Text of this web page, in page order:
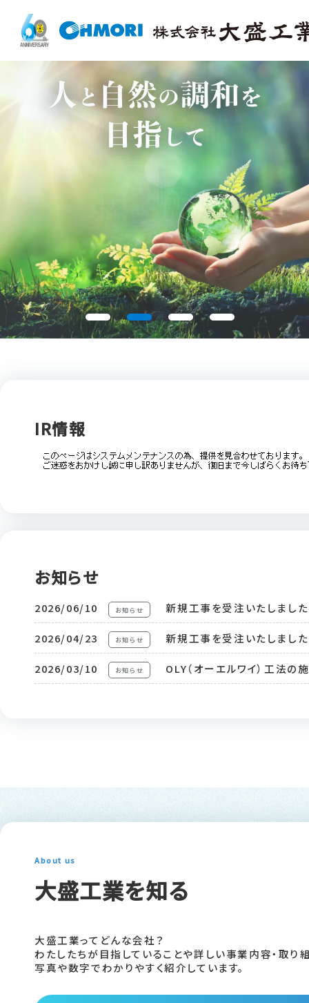
IR情報
お知らせ
2026/06/10 お知らせ 新規工事を受注いたしました
2026/04/23 お知らせ 新規工事を受注いたしました
2026/03/10 お知らせ OLY（オーエルワイ）工法
About us
大盛工業を知る
大盛工業ってどんな会社？
わたしたちが目指していることや詳しい事業内容・取り
写真や数字でわかりやすく紹介しています。
平均年齢